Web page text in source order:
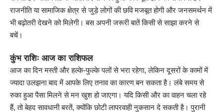
राजनीति या सामाजिक क्षेत्र से जुड़े लोगों की छवि मजबूत होगी और जनसमर्थन में
भी बढ़ोतरी देखने को मिलेगी। बस अपनी जरूरी बातें किसी से साझा करने से
बचें।
कुंभ राशिः आज का राशिफल
आज का दिन मस्ती और हल्के-फुल्के पलों से भरा रहेगा, लेकिन दूसरों के कामों में
ज्यादा उलझना बाद में आपके लिए तनाव का कारण बन सकता है। लंबे समय से
रुका हुआ पैसा मिलने से मन खुश हो जाएगा। यदि किसी और का वाहन चला रहे
हैं, तो बेहद सावधानी बरतें, क्योंकि छोटी लापरवाही नुकसान दे सकती है। पुरानी